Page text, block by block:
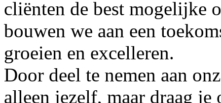
cliënten de best mogelijke
bouwen we aan een
groeien en excelleren.
Door deel te nemen aan
alleen jezelf, maar draag